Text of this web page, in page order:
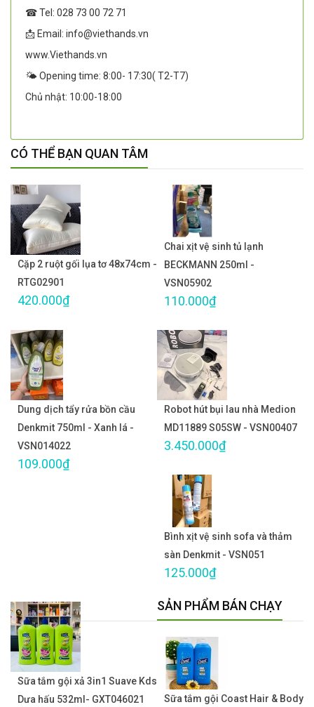
☎ Tel: 028 73 00 72 71
📩 Email: info@viethands.vn
www.Viethands.vn
🌤️ Opening time: 8:00- 17:30( T2-T7)
Chủ nhật: 10:00-18:00
CÓ THỂ BẠN QUAN TÂM
Cặp 2 ruột gối lụa tơ 48x74cm -
RTG02901
420.000₫
Chai xịt vệ sinh tủ lạnh
BECKMANN 250ml -
VSN05902
110.000₫
Dung dịch tẩy rửa bồn cầu
Denkmit 750ml - Xanh lá -
VSN014022
109.000₫
Robot hút bụi lau nhà Medion
MD11889 S05SW - VSN00407
3.450.000₫
Bình xịt vệ sinh sofa và thảm
sàn Denkmit - VSN051
125.000₫
Sữa tắm gội xả 3in1 Suave Kds
Dưa hấu 532ml- GXT046021
SẢN PHẨM BÁN CHẠY
Sữa tắm gội Coast Hair & Body